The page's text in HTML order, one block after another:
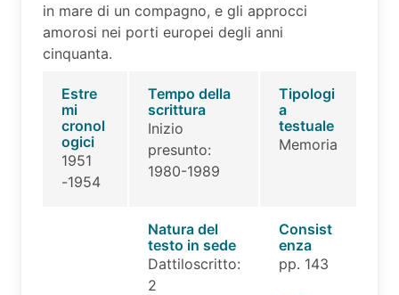
in mare di un compagno, e gli approcci
amorosi nei porti europei degli anni
cinquanta.
Estre
mi
cronol
ogici
1951
-1954
Tempo della
scrittura
Inizio
presunto:
1980-1989
Tipologi
a
testuale
Memoria
Natura del
testo in sede
Dattiloscritto:
2
Consist
enza
pp. 143